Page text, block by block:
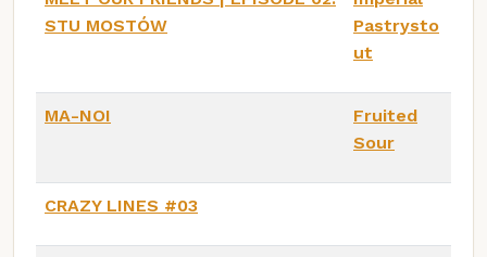
STU MOSTÓW
Pastrysto
ut
MA-NOI
Fruited
Sour
CRAZY LINES #03